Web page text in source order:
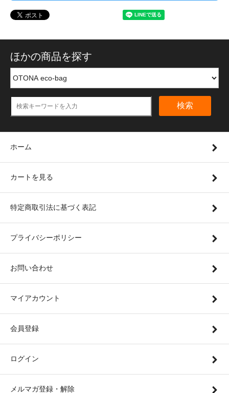
ほかの商品を探す
検索
ホーム
カートを見る
特定商取引法に基づく表記
プライバシーポリシー
お問い合わせ
マイアカウント
会員登録
ログイン
メルマガ登録・解除